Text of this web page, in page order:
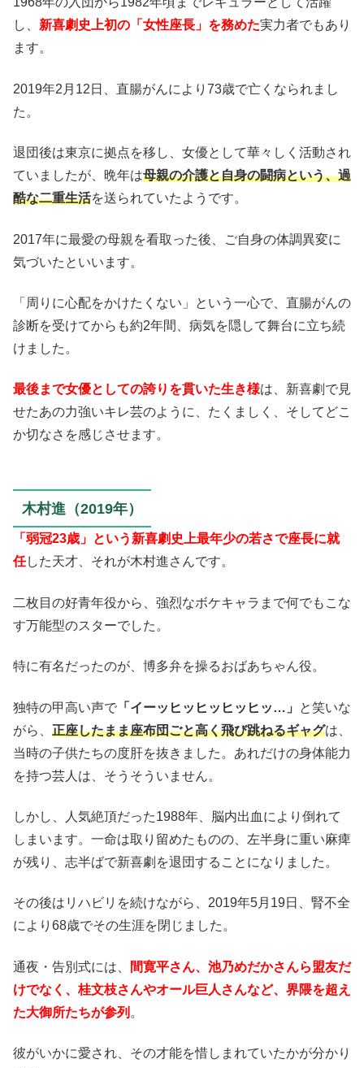
し、 新喜劇史上初の「女性座長」を務めた実力者でもあり
ます。
2019年2月12日、直腸がんにより73歳で亡くなられまし
た。
退団後は東京に拠点を移し、女優として華々しく活動され
ていましたが、晩年は母親の介護と自身の闘病という、過
酷な二重生活を送られていたようです。
2017年に最愛の母親を看取った後、ご自身の体調異変に
気づいたといいます。
「周りに心配をかけたくない」という一心で、直腸がんの
診断を受けてからも約2年間、病気を隠して舞台に立ち続
けました。
最後まで女優としての誇りを貫いた生き様は、新喜劇で見
せたあの力強いキレ芸のように、たくましく、そしてどこ
か切なさを感じさせます。
木村進（2019年）
「弱冠23歳」という新喜劇史上最年少の若さで座長に就
任した天才、それが木村進さんです。
二枚目の好青年役から、強烈なボケキャラまで何でもこな
す万能型のスターでした。
特に有名だったのが、博多弁を操るおばあちゃん役。
独特の甲高い声で 「イーッヒッヒッヒッヒッ…」
と笑いな
がら、 正座したまま座布団ごと高く飛び跳ねるギャグは、
当時の子供たちの度肝を抜きました。あれだけの身体能力
を持つ芸人は、そうそういません。
しかし、人気絶頂だった1988年、脳内出血により倒れて
しまいます。一命は取り留めたものの、左半身に重い麻痺
が残り、志半ばで新喜劇を退団することになりました。
その後はリハビリを続けながら、2019年5月19日、腎不全
により68歳でその生涯を閉じました。
通夜・告別式には、
間寛平さん、池乃めだかさんら盟友だ
けでなく、桂文枝さんやオール巨人さんなど、界隈を超え
た大御所たちが参列 。
彼がいかに愛され、その才能を惜しまれていたかが分かり